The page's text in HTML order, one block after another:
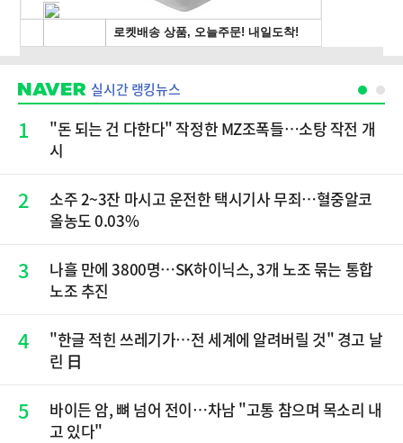
실시간 랭킹뉴스
1
"돈 되는 건 다한다" 작정한 MZ조폭들…소탕 작전 개
시
2
소주 2~3잔 마시고 운전한 택시기사 무죄…혈중알코
올농도 0.03%
3
나흘 만에 3800명…SK하이닉스, 3개 노조 묶는 통합
노조 추진
4
"한글 적힌 쓰레기가…전 세계에 알려버릴 것" 경고 날
린 日
5
바이든 암, 뼈 넘어 전이…차남 "고통 참으며 목소리 내
고 있다"